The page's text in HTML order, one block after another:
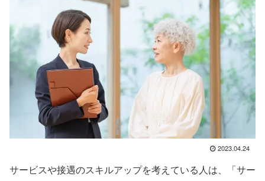
2023.04.24
サービスや接遇のスキルアップを考えている人は、「サー